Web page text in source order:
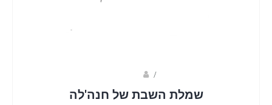
/
שמלת השבת של חנה'לה